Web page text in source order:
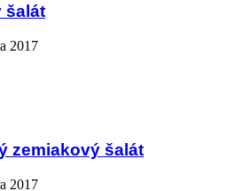
šalát
2017
zemiakový šalát
2017